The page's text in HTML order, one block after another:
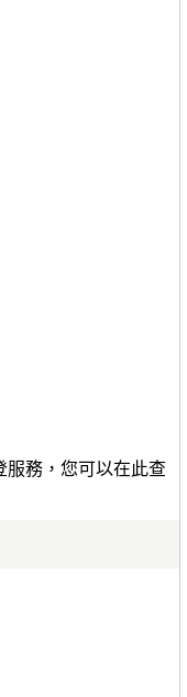
服務，您可以在此查